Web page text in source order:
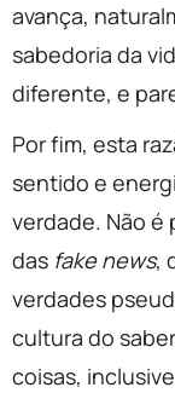
avança,
sabedoria da
diferente, e
Por fim, esta
sentido e
verdade. Não é
das fake news,
verdades
cultura do
coisas,